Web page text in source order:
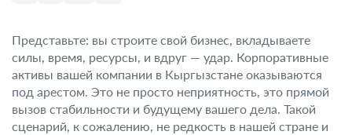
Представьте: вы строите свой бизнес, вкладываете
силы, время, ресурсы, и вдруг — удар. Корпоративные
активы вашей компании в Кыргызстане оказываются
под арестом. Это не просто неприятность, это прямой
вызов стабильности и будущему вашего дела. Такой
сценарий, к сожалению, не редкость в нашей стране и